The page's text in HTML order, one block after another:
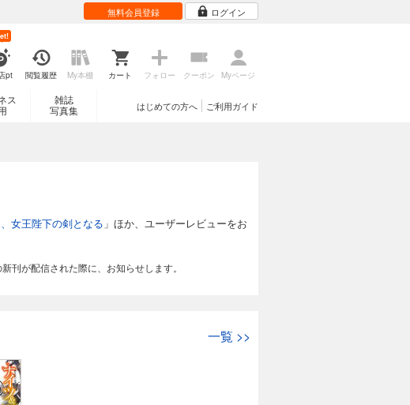
無料会員登録 ログイン
pt 閲覧履歴 My本棚 カート フォロー クーポン Myページ
ス
雑誌
写真集
ご利用ガイド
はじめての方へ
女王陛下の剣となる 」ほか、ユーザーレビューをお
刊が配信された際に、お知らせします。
一覧 >>